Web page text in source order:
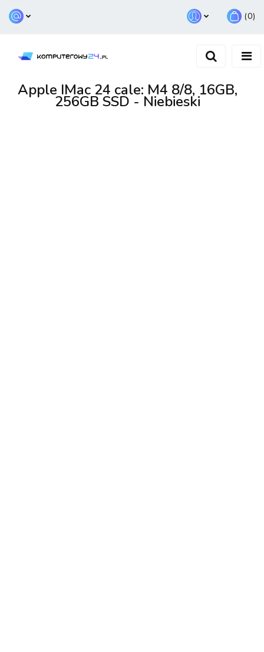
Zarejestruj się
(0)
Apple IMac 24 cale: M4 8/8, 16GB,
256GB SSD - Niebieski